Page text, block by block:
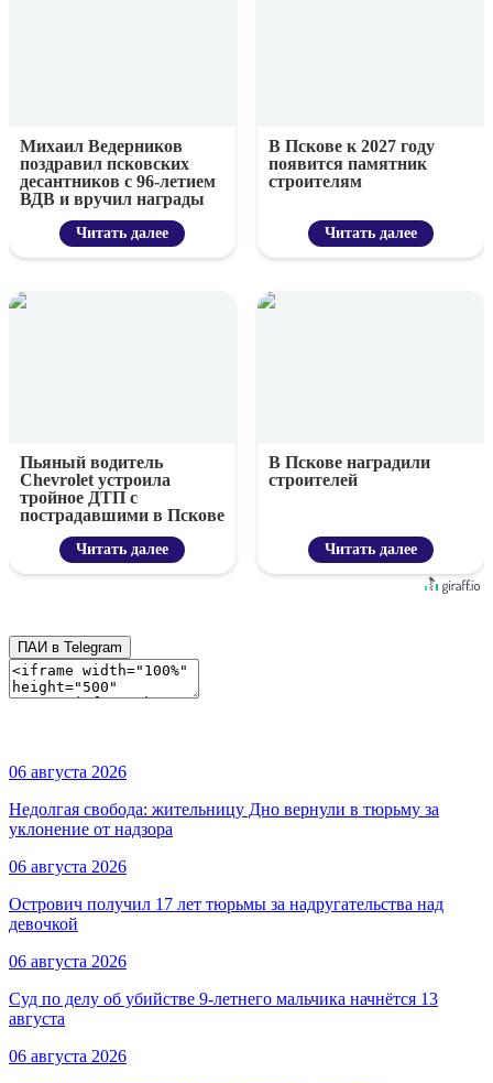
Михаил Ведерников
поздравил псковских
десантников с 96-летием
ВДВ и вручил награды
Читать далее
В Пскове к 2027 году
появится памятник
строителям
Читать далее
Пьяный водитель
Chevrolet устроила
тройное ДТП с
пострадавшими в Пскове
Читать далее
В Пскове наградили
строителей
Читать далее
ПАИ в Telegram
06 августа 2026
Недолгая свобода: жительницу Дно вернули в тюрьму за
уклонение от надзора
06 августа 2026
Острович получил 17 лет тюрьмы за надругательства над
девочкой
06 августа 2026
Суд по делу об убийстве 9-летнего мальчика начнётся 13
августа
06 августа 2026